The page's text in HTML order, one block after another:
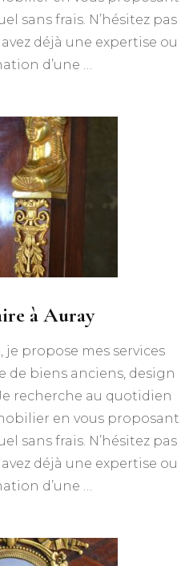
sans frais. N’hésitez pas
déjà une expertise ou
d’une …
à Auray
propose mes services
de biens anciens, design
recherche au quotidien
en vous proposant
sans frais. N’hésitez pas
déjà une expertise ou
d’une …